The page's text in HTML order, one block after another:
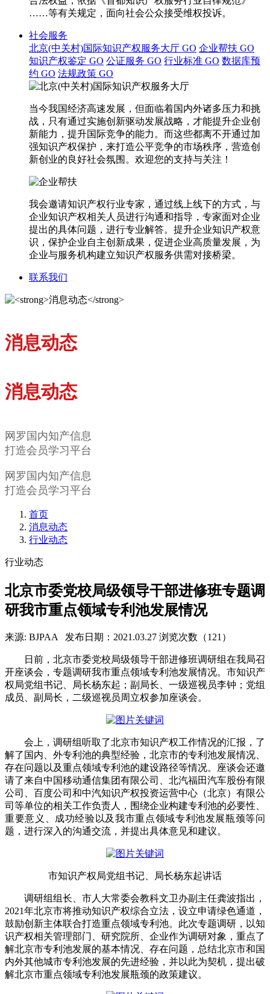
……等有关规定，面向社会公众接受维权投诉。
社会服务
北京(中关村)国际知识产权服务大厅 GO 企业帮扶 GO
知识产权鉴定 GO 公证服务 GO 行业标准 GO 数据库预
约 GO 法规政策 GO
当今我国经济高速发展，但面临着国内外诸多压力和挑
战，只有通过实施创新驱动发展战略，才能提升企业创
新能力，提升国际竞争的能力。而这些都离不开通过加
强知识产权保护，来打造公平竞争的市场秩序，营造创
新创业的良好社会氛围。欢迎您的支持与关注！
我会邀请知识产权行业专家，通过线上线下的方式，与
企业知识产权相关人员进行沟通和指导，专家面对企业
提出的具体问题，进行专业解答。提升企业知识产权意
识，保护企业自主创新成果，促进企业高质量发展，为
企业与服务机构建立知识产权服务供需对接桥梁。
联系我们
消息动态
消息动态
网罗国内知产信息
打造会员学习平台
网罗国内知产信息
打造会员学习平台
首页
消息动态
行业动态
行业动态
北京市委党校局级领导干部进修班专题调
研我市重点领域专利池发展情况
来源: BJPAA 发布日期：2021.03.27 浏览次数（121）
日前，北京市委党校局级领导干部进修班调研组在我局召
开座谈会，专题调研我市重点领域专利池发展情况。市知识产
权局党组书记、局长杨东起；副局长、一级巡视员李钟；党组
成员、副局长，二级巡视员周立权参加座谈会。
会上，调研组听取了北京市知识产权工作情况的汇报，了
解了国内、外专利池的典型经验，北京市的专利池发展情况、
存在问题以及重点领域专利池的建设路径等情况。座谈会还邀
请了来自中国移动通信集团有限公司、北汽福田汽车股份有限
公司、百度公司和中汽知识产权投资运营中心（北京）有限公
司等单位的相关工作负责人，围绕企业构建专利池的必要性、
重要意义、成功经验以及我市重点领域专利池发展瓶颈等问
题，进行深入的沟通交流，并提出具体意见和建议。
市知识产权局党组书记、局长杨东起讲话
调研组组长、市人大常委会教科文卫办副主任龚波指出，
2021年北京市将推动知识产权综合立法，设立申请绿色通道，
鼓励创新主体联合打造重点领域专利池。此次专题调研，以知
识产权相关管理部门、研究院所、企业作为调研对象，重点了
解北京市专利池发展的基本情况、存在问题，总结北京市和国
内外其他城市专利池发展的先进经验，并以此为契机，提出破
解北京市重点领域专利池发展瓶颈的政策建议。